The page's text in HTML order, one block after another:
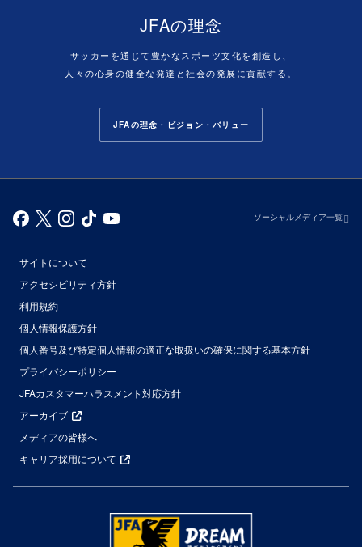
JFAの理念
サッカーを通じて豊かなスポーツ文化を創造し、
人々の心身の健全な発達と社会の発展に貢献する。
JFAの理念・ビジョン・バリュー
ソーシャルメディア一覧
サイトについて
アクセシビリティ方針
利用規約
個人情報保護方針
個人番号及び特定個人情報の適正な取扱いの確保に関する基本方針
プライバシーポリシー
JFAカスタマーハラスメント対応方針
アーカイブ
メディアの皆様へ
キャリア採用について